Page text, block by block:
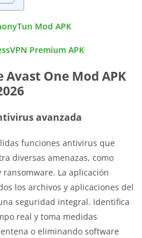
Mod APK
Premium APK
One Mod APK
avanzada
funciones antivirus que
diversas amenazas, como
La aplicación
los archivos y aplicaciones del
seguridad integral. Identifica
real y toma medidas
o eliminando software